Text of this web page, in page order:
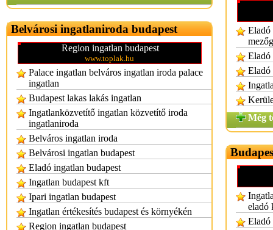
Belvárosi ingatlaniroda budapest
Region ingatlan budapest
www.toplak.hu
Palace ingatlan belváros ingatlan iroda palace
ingatlan
Budapest lakas lakás ingatlan
Ingatlanközvetítő ingatlan közvetítő iroda
ingatlaniroda
Belváros ingatlan iroda
Belvárosi ingatlan budapest
Eladó ingatlan budapest
Ingatlan budapest kft
Ipari ingatlan budapest
Ingatlan értékesítés budapest és környékén
Region ingatlan budapest
Eladó
Eladó
Eladó
Még
eladó
Eladó